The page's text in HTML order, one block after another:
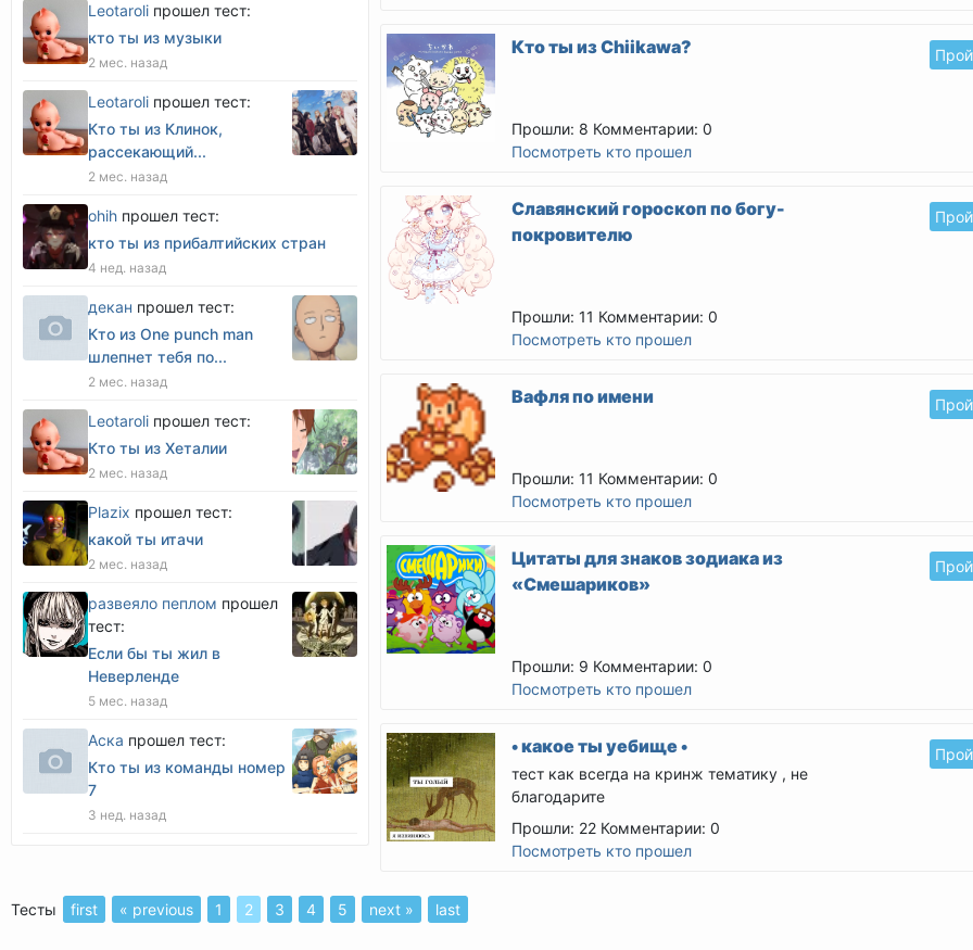
Кто ты из Chiikawa?
Прошли: 8 Комментарии: 0
Посмотреть кто прошел
Славянский гороскоп по богу-
покровителю
Прошли: 11 Комментарии: 0
Посмотреть кто прошел
Вафля по имени
Прошли: 11 Комментарии: 0
Посмотреть кто прошел
Цитаты для знаков зодиака из
«Смешариков»
Прошли: 9 Комментарии: 0
Посмотреть кто прошел
• какое ты уебище •
тест как всегда на кринж тематику , не
благодарите
Прошли: 22 Комментарии: 0
Посмотреть кто прошел
Leotaroli прошел тест:
кто ты из музыки
2 мес. назад
Leotaroli прошел тест:
Кто ты из Клинок,
рассекающий...
2 мес. назад
оhih прошел тест:
кто ты из прибалтийских стран
4 нед. назад
декан прошел тест:
Кто из One punch man
шлепнет тебя по...
2 мес. назад
Leotaroli прошел тест:
Кто ты из Хеталии
2 мес. назад
Plazix прошел тест:
какой ты итачи
2 мес. назад
развеяло пеплом прошел
тест:
Если бы ты жил в
Неверленде
5 мес. назад
Аска прошел тест:
Кто ты из команды номер
7
3 нед. назад
Тесты first « previous 1 2 3 4 5 next » last